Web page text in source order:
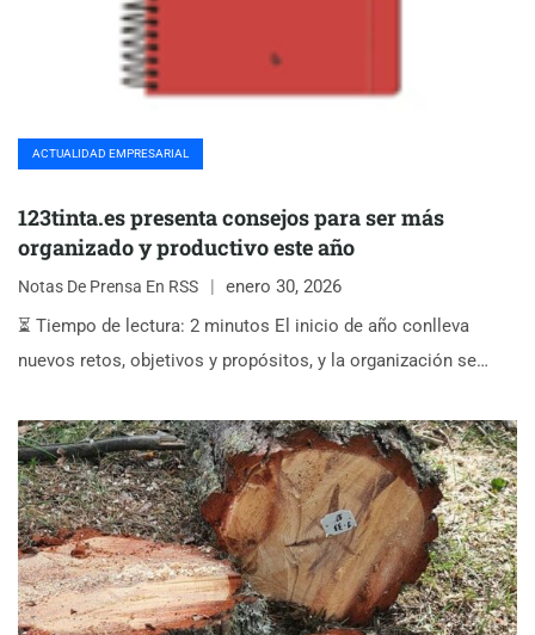
ACTUALIDAD EMPRESARIAL
123tinta.es presenta consejos para ser más
organizado y productivo este año
Notas De Prensa En RSS
enero 30, 2026
⏳ Tiempo de lectura: 2 minutos El inicio de año conlleva
nuevos retos, objetivos y propósitos, y la organización se…